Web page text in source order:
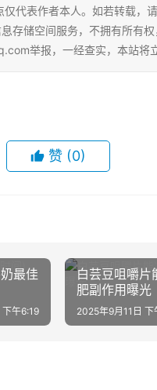
代表作者本人。如若转载，请
储空间服务，不拥有所有权
举报，一经查实，本站将
赞 (0)
最佳
午6:19
白芸豆咀嚼片
肥副作用曝光
2025年9月11日 下